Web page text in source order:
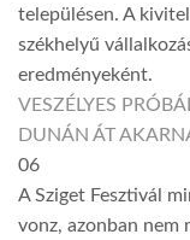
településen. A
székhelyű
eredményeként.
VESZÉLYES
DUNÁN ÁT
06
A Sziget Fesztivál
vonz, azonban nem